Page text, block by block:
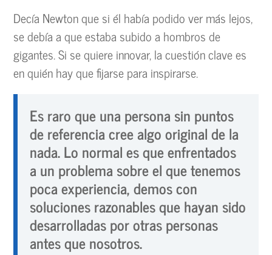
Decía Newton que si él había podido ver más lejos,
se debía a que estaba subido a hombros de
gigantes. Si se quiere innovar, la cuestión clave es
en quién hay que fijarse para inspirarse.
Es raro que una persona sin puntos
de referencia cree algo original de la
nada. Lo normal es que enfrentados
a un problema sobre el que tenemos
poca experiencia, demos con
soluciones razonables que hayan sido
desarrolladas por otras personas
antes que nosotros.